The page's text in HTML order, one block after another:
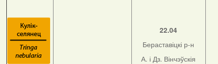
22.04
Бераставіцкі р-н
А. і Дз. Вінчэўскія